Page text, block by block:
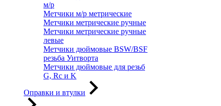
м/р
Метчики м/р метрические
Метчики метрические ручные
Метчики метрические ручные
левые
Метчики дюймовые BSW/BSF
резьба Уитворта
Метчики дюймовые для резьб
G, Rc и K
Оправки и втулки